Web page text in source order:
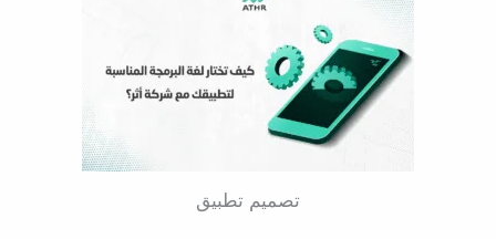
تصميم تطبيق